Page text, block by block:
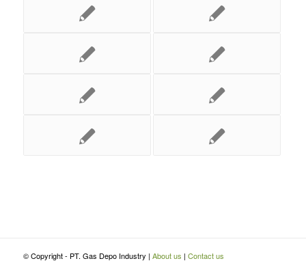
© Copyright - PT. Gas Depo Industry | About us | Contact us